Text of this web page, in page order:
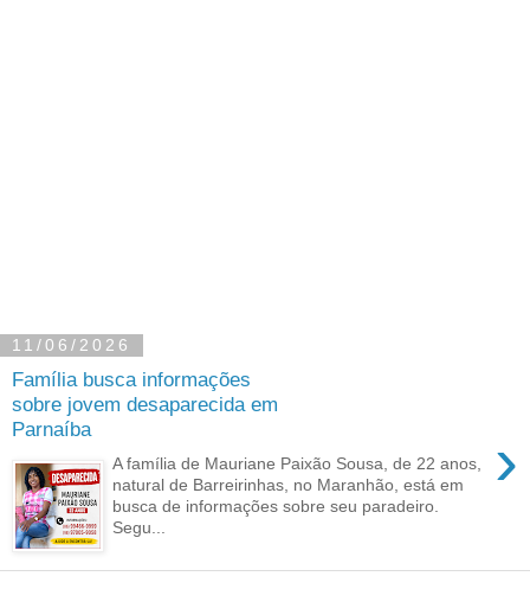
11/06/2026
Família busca informações
sobre jovem desaparecida em
Parnaíba
›
A família de Mauriane Paixão Sousa, de 22 anos,
natural de Barreirinhas, no Maranhão, está em
busca de informações sobre seu paradeiro.
Segu...